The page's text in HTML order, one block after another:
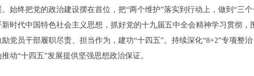
始终把党的政治建设摆在首位，把“两个维护”落实到行动上，做到“三
时代中国特色社会主义思想，抓好党的十九届五中全会精神学习贯彻
党员干部履职尽责、担当作为，建功“十四五”。持续深化“8+2”专项整
动“十四五”发展提供坚强思想政治保证。